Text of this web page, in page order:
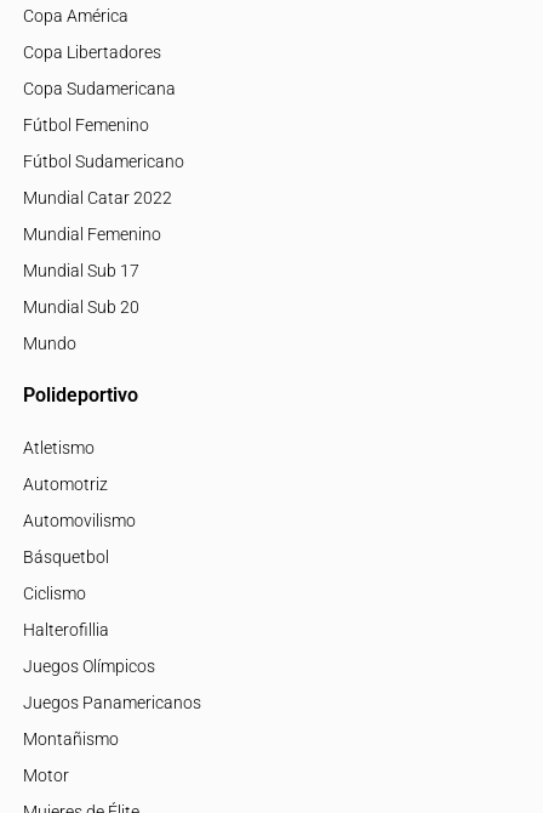
Copa América
Copa Libertadores
Copa Sudamericana
Fútbol Femenino
Fútbol Sudamericano
Mundial Catar 2022
Mundial Femenino
Mundial Sub 17
Mundial Sub 20
Mundo
Polideportivo
Atletismo
Automotriz
Automovilismo
Básquetbol
Ciclismo
Halterofillia
Juegos Olímpicos
Juegos Panamericanos
Montañismo
Motor